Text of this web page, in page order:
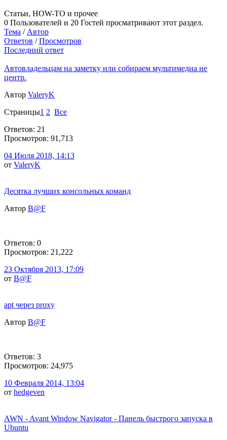
Статьи, HOW-TO и прочее
0 Пользователей и 20 Гостей просматривают этот раздел.
Тема / Автор
Ответов /Просмотров
Последний ответ
Автовладельцам на заметку или собираем мультимедиа не
центр.
Автор ValeryK
Страницы1 2 Все
Ответов: 21
Просмотров: 91,713
04 Июля 2018, 14:13
от ValeryK
Десятка лучших консольных команд
Автор B@F
Ответов: 0
Просмотров: 21,222
23 Октября 2013, 17:09
от B@F
apt через proxy
Автор B@F
Ответов: 3
Просмотров: 24,975
10 Февраля 2014, 13:04
от hedgeven
AWN - Avant Window Navigator - Панель быстрого запуска в
Ubuntu